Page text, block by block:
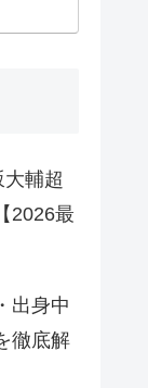
輔超
2026最
出身中
徹底解